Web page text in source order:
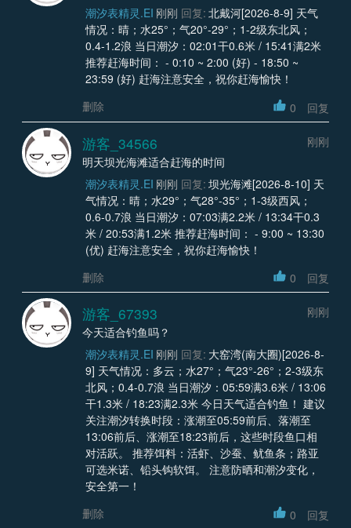
潮汐表精灵.EI 刚刚 回复: 北戴河[2026-8-9] 天气
情况：晴；水25°；气20°-29°；1-2级东北风；
0.4-1.2浪 当日潮汐：02:01干0.6米 / 15:41满2米
推荐赶海时间： - 0:10 ~ 2:00 (好) - 18:50 ~
23:59 (好) 赶海注意安全，祝你赶海愉快！
删除
0 回复
游客_34566
刚刚
明天坝光海滩适合赶海的时间
潮汐表精灵.EI 刚刚 回复: 坝光海滩[2026-8-10] 天
气情况：晴；水29°；气28°-35°；1-3级西风；
0.6-0.7浪 当日潮汐：07:03满2.2米 / 13:34干0.3
米 / 20:53满1.2米 推荐赶海时间： - 9:00 ~ 13:30
(优) 赶海注意安全，祝你赶海愉快！
删除
0 回复
游客_67393
刚刚
今天适合钓鱼吗？
潮汐表精灵.EI 刚刚 回复: 大窑湾(南大圈)[2026-8-
9] 天气情况：多云；水27°；气23°-26°；2-3级东
北风；0.4-0.7浪 当日潮汐：05:59满3.6米 / 13:06
干1.3米 / 18:23满2.3米 今日天气适合钓鱼！ 建议
关注潮汐转换时段：涨潮至05:59前后、落潮至
13:06前后、涨潮至18:23前后，这些时段鱼口相
对活跃。 推荐饵料：活虾、沙蚕、鱿鱼条；路亚
可选米诺、铅头钩软饵。 注意防晒和潮汐变化，
安全第一！
删除
0 回复